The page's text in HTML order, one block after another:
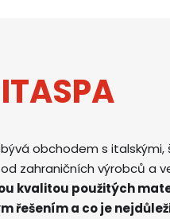
ITASPA
obchodem s italskými,
zahraničních výrobců a
kvalitou použitých
řešením a co je